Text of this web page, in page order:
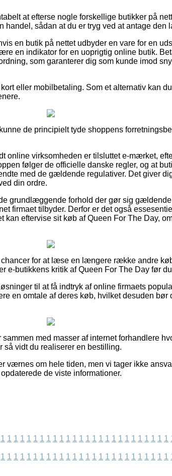
at efterse nogle forskellige butikker på
handel, sådan at du er tryg ved at antage den
en butik på nettet udbyder en vare for en
en indikator for en uoprigtig online butik.
som garanterer dig som kunde imod
eller mobilbetaling. Som et alternativ kan
de principielt tyde shoppens
online virksomheden er tilsluttet e-mærket,
følger de officielle danske regler, og at
med de gældende regulativer. Det giver
din ordre.
grundlæggende forhold der gør sig
firmaet tilbyder. Derfor er det også
kan eftervise sit køb af Queen For The Day,
for at læse en længere række andre
e-butikkens kritik af Queen For The Day før
til at få indtryk af online firmaets
en omtale af deres køb, hvilket desuden bør
med masser af internet forhandlere
så vidt du realiserer en bestilling.
værnes om hele tiden, men vi tager ikke
de viste informationer.
1 1 1 1 1 1 1 1 1 1 1 1 1 1 1 1 1 1 1 1 1 1 1 1 1 1
1 1 1 1 1 1 1 1 1 1 1 1 1 1 1 1 1 1 1 1 1 1 1 1 1 1